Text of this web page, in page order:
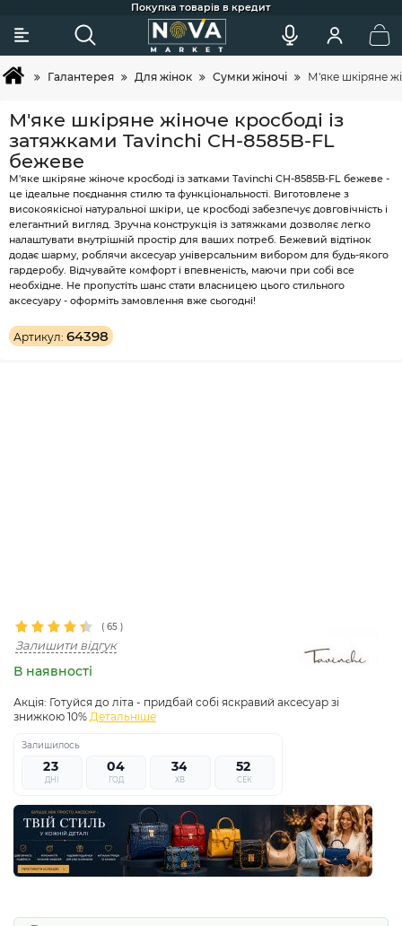
Сковорідки для індукції, гриля та щоденного готування
Більше 2х покупок - постійний клієнт - тоді вам знижка ;)
Акції та додаткові знижки для постійних клієнтів
Найкраща професійна косметика для догляду
Широкий вибір товарів та зручний підбір
Швидка доставка по Україні
Покупка товарів в кредит
Галантерея Для жінок Сумки жіночі М'яке шкіряне
М'яке шкіряне жіноче кросбоді із
затяжками Tavinchi CH-8585B-FL
бежеве
М'яке шкіряне жіноче кросбоді із затками Tavinchi CH-8585B-FL бежеве -
це ідеальне поєднання стилю та функціональності. Виготовлене з
високоякісної натуральної шкіри, це кросбоді забезпечує довговічність і
елегантний вигляд. Зручна конструкція із затяжками дозволяє легко
налаштувати внутрішній простір для ваших потреб. Бежевий відтінок
додає шарму, роблячи аксесуар універсальним вибором для будь-якого
гардеробу. Відчувайте комфорт і впевненість, маючи при собі все
необхідне. Не пропустіть шанс стати власницею цього стильного
аксесуару - оформіть замовлення вже сьогодні!
Артикул: 64398
Суперціна
( 65 )
Залишити відгук
В наявності
Акція: Готуйся до літа - придбай собі яскравий аксесуар зі
знижкою 10% Детальніше
Залишилось
23
ДНІ
04
ГОД
3
5
4
ХВ
5
1
0
СЕК